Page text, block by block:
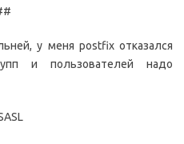
у меня postfix отказался
и пользователей надо